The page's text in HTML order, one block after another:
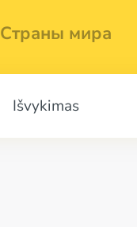
Страны мира
Išvykimas